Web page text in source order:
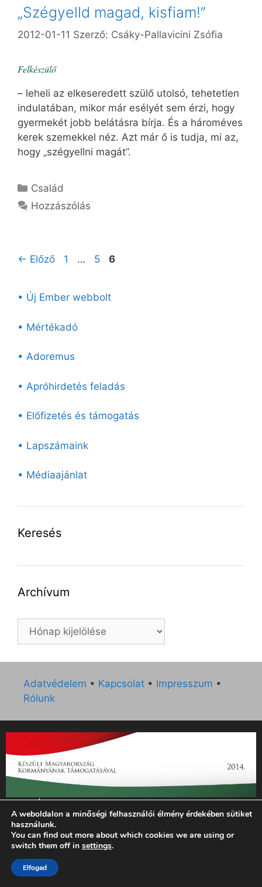
„Szégyelld magad, kisfiam!”
2012-01-11 Szerző: Csáky-Pallavicini Zsófia
Felkészülő
– leheli az elkeseredett szülő utolsó, tehetetlen
indulatában, mikor már esélyét sem érzi, hogy
gyermekét jobb belátásra bírja. És a hároméves
kerek szemekkel néz. Azt már ő is tudja, mi az,
hogy „szégyellni magát”.
Kategória
Család
Hozzászólás
← Előző Oldal
1 … Oldal
5 Oldal
6
• Új Ember webbolt
• Mértékadó
• Adoremus
• Apróhirdetés feladás
• Előfizetés és támogatás
• Lapszámaink
• Médiaajánlat
Keresés
Archívum
Archívum
Adatvédelem • Kapcsolat • Impresszum •
Rólunk
„Az Új Ember katolikus hetilap 2014. évi működésének
támogatását az EGYH-KCP-14-P-0121 sz. támogatási
szerződés keretében 3 000 000 Ft összegben támogatta az
Emberi Erőforrások Minisztériuma.”
© 2026 Magyar Kurír - Új Ember
A weboldalon a minőségi felhasználói élmény érdekében sütiket
használunk.
You can find out more about which cookies we are using or
switch them off in settings.
Elfogad